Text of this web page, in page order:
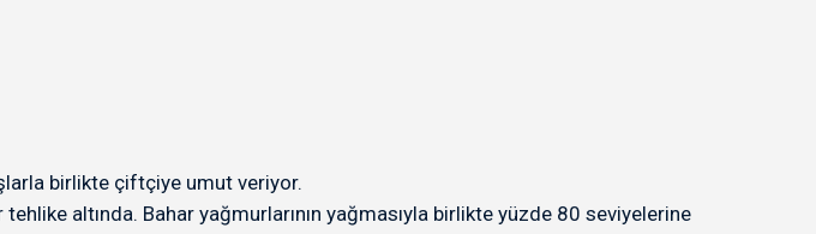
birlikte çiftçiye umut veriyor.
altında. Bahar yağmurlarının yağmasıyla birlikte yüzde 80 seviyelerine